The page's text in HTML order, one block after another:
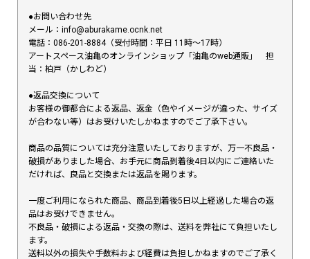
●お問い合わせ先
メール：info@aburakame.ocnk.net
電話：086-201-8884（受付時間：平日 11時〜17時）
アートスペース油亀のオンラインショップ「油亀のweb通販」 担
当：柏戸（かしわど）
●返品交換について
お客様の御都合による返品、返金（色やイメージが違った、サイズ
が合わない等）はお受けいたしかねますのでご了承下さい。
商品の品質については充分注意いたしておりますが、万一不良品・
破損がありました場合、お手元に商品到着後4日以内にご連絡いた
だければ、良品と交換または返品を賜ります。
一度ご利用になられた商品、商品到着後5日以上経過した場合の返
品はお受けできません。
不良品・破損による返品・交換の際は、送料を弊社にて負担いたし
ます。
送料以外の損失や手数料および経費は負担しかねますのでご了承く